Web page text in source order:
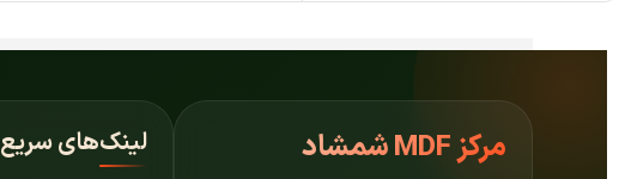
مرکزMDF شمشاد لینک‌های سریع